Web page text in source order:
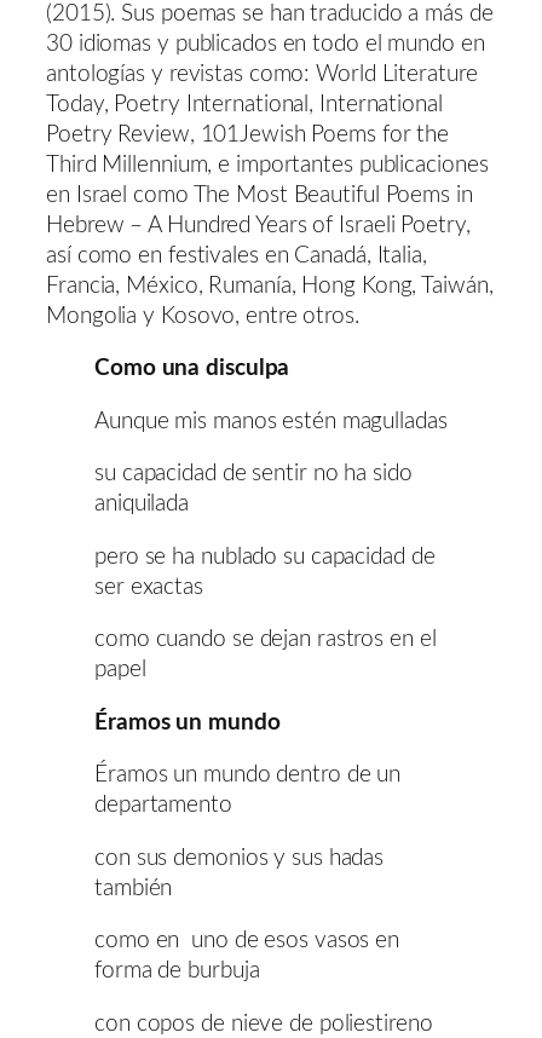
(2015). Sus poemas se han traducido a más de
30 idiomas y publicados en todo el mundo en
antologías y revistas como: World Literature
Today, Poetry International, International
Poetry Review, 101Jewish Poems for the
Third Millennium, e importantes publicaciones
en Israel como The Most Beautiful Poems in
Hebrew – A Hundred Years of Israeli Poetry,
así como en festivales en Canadá, Italia,
Francia, México, Rumanía, Hong Kong, Taiwán,
Mongolia y Kosovo, entre otros.
Como una disculpa
Aunque mis manos estén magulladas
su capacidad de sentir no ha sido
aniquilada
pero se ha nublado su capacidad de
ser exactas
como cuando se dejan rastros en el
papel
Éramos un mundo
Éramos un mundo dentro de un
departamento
con sus demonios y sus hadas
también
como en uno de esos vasos en
forma de burbuja
con copos de nieve de poliestireno